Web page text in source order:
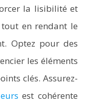
la lisibilité et
en rendant le
Optez pour des
les éléments
clés. Assurez-
est cohérente